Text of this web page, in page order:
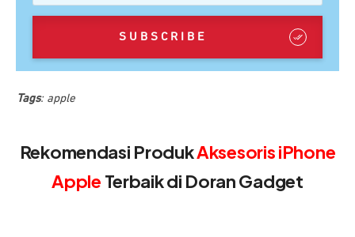
SUBSCRIBE
Tags: apple
Rekomendasi ProdukAksesoris iPhone
Apple Terbaik di Doran Gadget